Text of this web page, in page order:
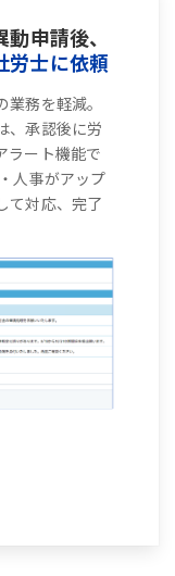
申請後、
労士に依頼
務を軽減。
、承認後に労
ラート機能で
人事がアップ
て対応、完了